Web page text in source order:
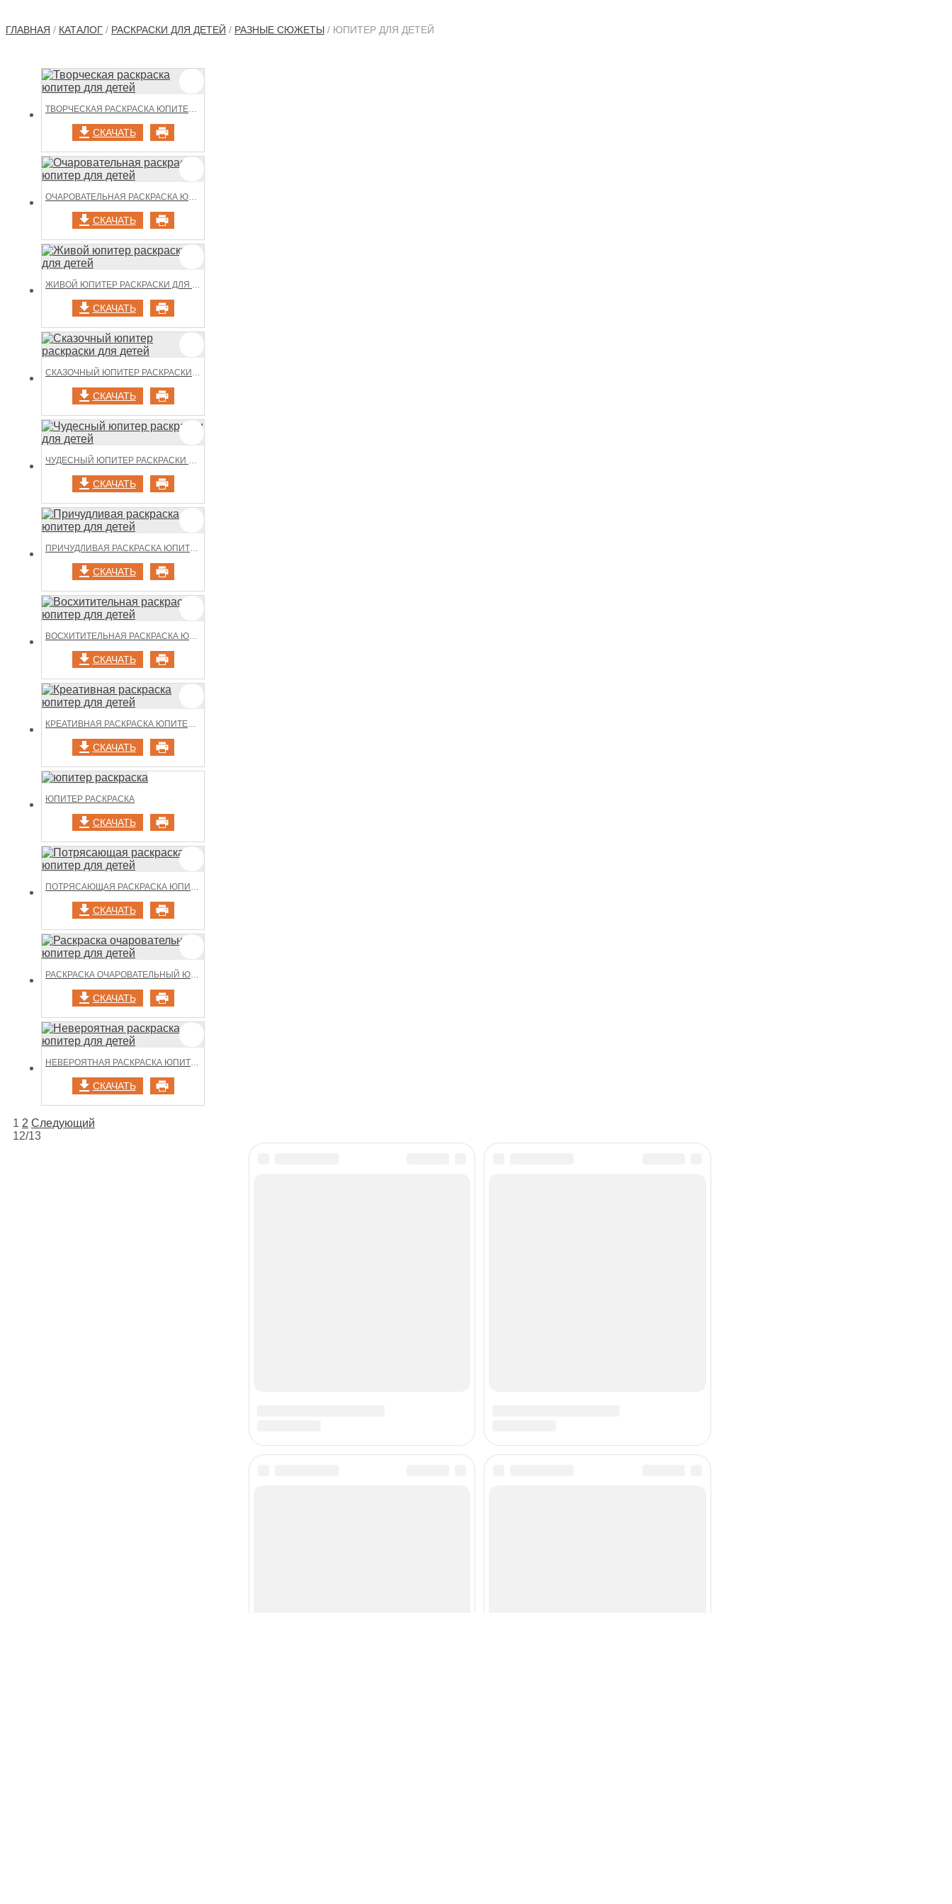
ГЛАВНАЯ / КАТАЛОГ / РАСКРАСКИ ДЛЯ ДЕТЕЙ / РАЗНЫЕ СЮЖЕТЫ / ЮПИТЕР ДЛЯ ДЕТЕЙ
ТВОРЧЕСКАЯ РАСКРАСКА ЮПИТЕР ДЛЯ ДЕТЕЙ
СКАЧАТЬ
ОЧАРОВАТЕЛЬНАЯ РАСКРАСКА ЮПИТЕР ДЛЯ ДЕТЕЙ
СКАЧАТЬ
ЖИВОЙ ЮПИТЕР РАСКРАСКИ ДЛЯ ДЕТЕЙ
СКАЧАТЬ
СКАЗОЧНЫЙ ЮПИТЕР РАСКРАСКИ ДЛЯ ДЕТЕЙ
СКАЧАТЬ
ЧУДЕСНЫЙ ЮПИТЕР РАСКРАСКИ ДЛЯ ДЕТЕЙ
СКАЧАТЬ
ПРИЧУДЛИВАЯ РАСКРАСКА ЮПИТЕР ДЛЯ ДЕТЕЙ
СКАЧАТЬ
ВОСХИТИТЕЛЬНАЯ РАСКРАСКА ЮПИТЕР ДЛЯ ДЕТЕЙ
СКАЧАТЬ
КРЕАТИВНАЯ РАСКРАСКА ЮПИТЕР ДЛЯ ДЕТЕЙ
СКАЧАТЬ
ЮПИТЕР РАСКРАСКА
СКАЧАТЬ
ПОТРЯСАЮЩАЯ РАСКРАСКА ЮПИТЕР ДЛЯ ДЕТЕЙ
СКАЧАТЬ
РАСКРАСКА ОЧАРОВАТЕЛЬНЫЙ ЮПИТЕР ДЛЯ ДЕТЕЙ
СКАЧАТЬ
НЕВЕРОЯТНАЯ РАСКРАСКА ЮПИТЕР ДЛЯ ДЕТЕЙ
СКАЧАТЬ
НАВИГАЦИЯ
ПО
1 2 Следующий
12/13